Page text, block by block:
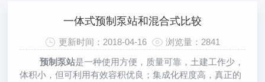
一体式预制泵站和混合式比较
更新时间：2018-04-16
浏览量：2841
预制泵站是一种使用方便，质量可靠，土建工作少，
体积小，但可利用有效容积优良；集成化程度高，真正的